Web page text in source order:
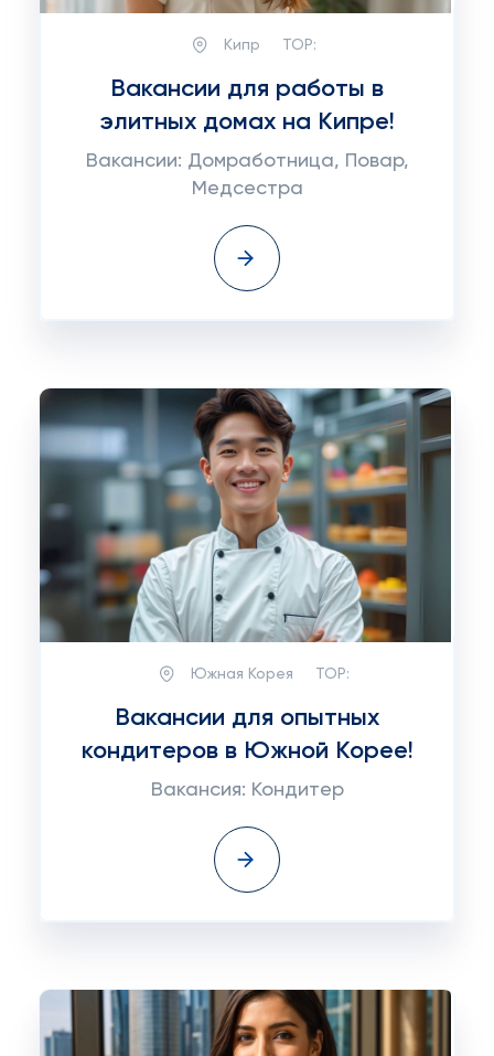
Кипр TOP:
Вакансии для работы в
элитных домах на Кипре!
Вакансии: Домработница, Повар,
Медсестра
Южная Корея TOP:
Вакансии для опытных
кондитеров в Южной Корее!
Вакансия: Кондитер